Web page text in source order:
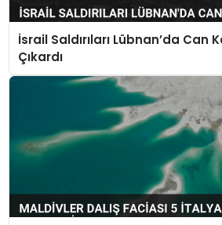
İsrail Saldırıları Lübnan’da Can
Çıkardı